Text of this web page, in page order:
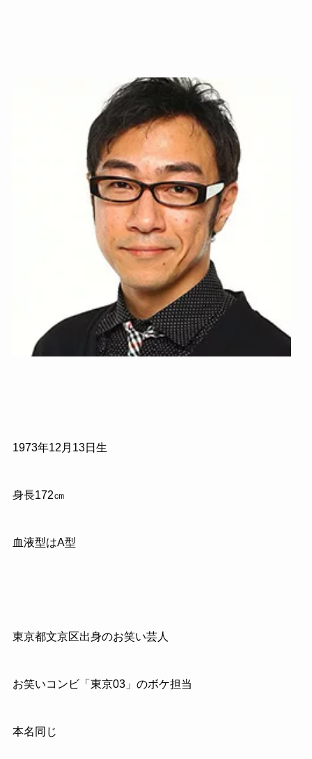
1973年12 月 13日生
身長172㎝
血液型はA型
東京都文京区出身のお笑い芸人
お笑いコンビ「東京03」のボケ担当
本名同じ